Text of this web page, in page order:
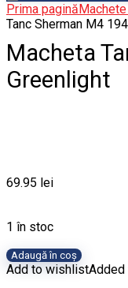
Prima pagină
Tanc Sherman M4
Macheta
Greenlight
69.95 lei
1 în stoc
Cantitate
Macheta
Adaugă în coș
Add to wishlist